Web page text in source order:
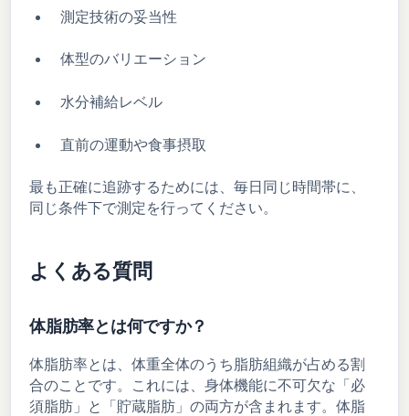
測定技術の妥当性
体型のバリエーション
水分補給レベル
直前の運動や食事摂取
最も正確に追跡するためには、毎日同じ時間帯に、
同じ条件下で測定を行ってください。
よくある質問
体脂肪率とは何ですか？
体脂肪率とは、体重全体のうち脂肪組織が占める割
合のことです。これには、身体機能に不可欠な「必
須脂肪」と「貯蔵脂肪」の両方が含まれます。体脂